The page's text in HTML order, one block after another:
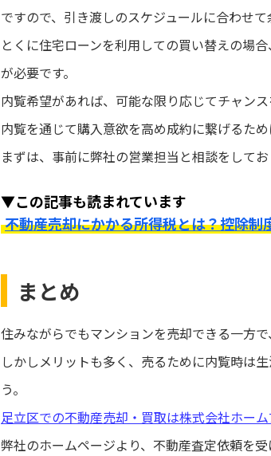
ですので、引き渡しのスケジュールに合わせ
とくに住宅ローンを利用しての買い替えの場
が必要です。
内覧希望があれば、可能な限り応じてチャン
内覧を通じて購入意欲を高め成約に繋げるた
まずは、事前に弊社の営業担当と相談をしてお
▼この記事も読まれています
不動産売却にかかる所得税とは？控除制
まとめ
住みながらでもマンションを売却できる一方
しかしメリットも多く、売るために内覧時は
う。
足立区での不動産売却・買取は株式会社ホー
弊社のホームページより、不動産査定依頼を